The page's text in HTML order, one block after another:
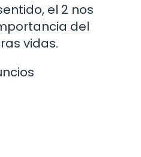
el 2 nos
del
vidas.